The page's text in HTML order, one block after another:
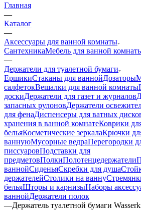
Главная
—
Каталог
—
Аксессуары для ванной комнаты
СантехникаМебель для ванной
—
Держатели для туалетной бумаги
ЕршикиСтаканы для ваннойДозаторы
салфетокВешалки для ванной комнаты
доскиДержатели для газет и журналов
запасных рулоновДержатели
для фенаДиспенсеры для ватных
хранения в ванной комнатеКоврики
бельяКосметические зеркалаКрючки
ваннуюМусорные ведраПерегородки
писсуаровПодставки для
предметовПолкиПолотенцедержатели
ваннойСиденьяСкребки для душа
держателейСтолики на ванну
бельяШторы и карнизыНаборы
ваннойДержатели полок
—Держатель туалетной бумаги